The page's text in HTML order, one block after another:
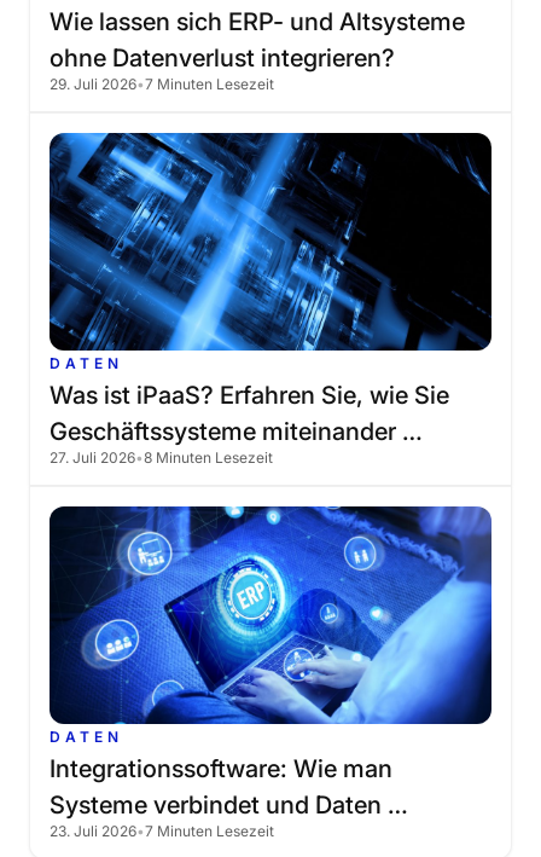
Wie lassen sich ERP- und Altsysteme
ohne Datenverlust integrieren?
29. Juli 2026•7 Minuten Lesezeit
DATEN
Was ist iPaaS? Erfahren Sie, wie Sie
Geschäftssysteme miteinander
verbinden
27. Juli 2026•8 Minuten Lesezeit
DATEN
Integrationssoftware: Wie man
Systeme verbindet und Daten
automatisiert
23. Juli 2026•7 Minuten Lesezeit